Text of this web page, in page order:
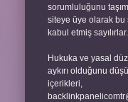
sorumluluğunu
siteye üye olarak bu
kabul etmiş sayılırlar.
Hukuka ve yasal
aykırı olduğunu
içerikleri,